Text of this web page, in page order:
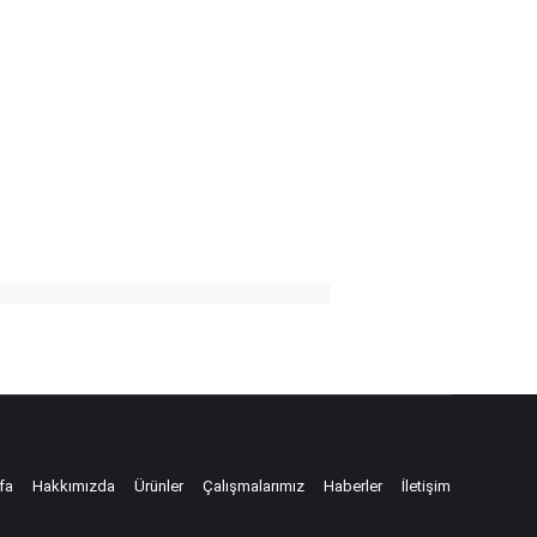
Hakkımızda Ürünler Çalışmalarımız Haberler İletişim